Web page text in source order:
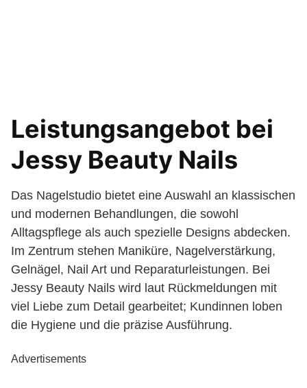
Leistungsangebot bei
Jessy Beauty Nails
Das Nagelstudio bietet eine Auswahl an klassischen
und modernen Behandlungen, die sowohl
Alltagspflege als auch spezielle Designs abdecken.
Im Zentrum stehen Maniküre, Nagelverstärkung,
Gelnägel, Nail Art und Reparaturleistungen. Bei
Jessy Beauty Nails wird laut Rückmeldungen mit
viel Liebe zum Detail gearbeitet; Kundinnen loben
die Hygiene und die präzise Ausführung.
Advertisements